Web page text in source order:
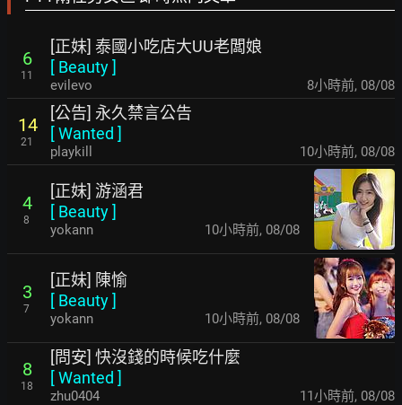
6
11
[正妹] 泰國小吃店大UU老闆娘
[ Beauty]
evilevo 8小時前, 08/08
14
21
[公告] 永久禁言公告
[Wanted ]
playkill 10小時前, 08/08
4
8
[正妹] 游涵君
[ Beauty]
yokann 10小時前, 08/08
3
7
[正妹] 陳愉
[ Beauty]
yokann 10小時前, 08/08
8
18
[問安] 快沒錢的時候吃什麼
[Wanted ]
zhu0404 11小時前, 08/08